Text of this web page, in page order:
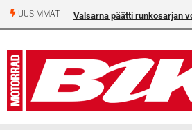
UUSIMMAT Valsarna päätti runkosarjan